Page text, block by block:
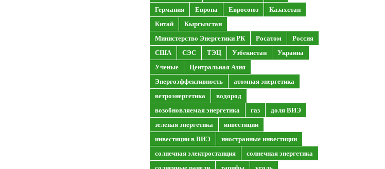
Германия
Европа Евросоюз
Казахстан
Китай
Кыргызстан
Министерство Энергетики РК
Росатом
Россия
США
СЭС ТЭЦ Узбекистан
Украина
Ученые
Центральная Азия
Энергоэффективность
атомная энергетика
ветроэнергетика
водород
возобновляемая энергетика
газ
доля ВИЭ
зеленая энергетика
инвестиции
инвестиции в ВИЭ
иностранные инвестиции
солнечная электростанция
солнечная энергетика
солнечные панели
тарифы уголь